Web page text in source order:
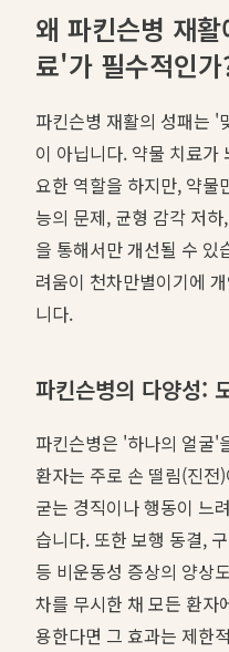
왜 파킨슨병 재
료'가 필수적인가
파킨슨병 재활의 성패는 '
이 아닙니다. 약물 치료가
요한 역할을 하지만, 약물
능의 문제, 균형 감각 저
을 통해서만 개선될 수 있
려움이 천차만별이기에
니다.
파킨슨병의 다양성:
파킨슨병은 '하나의 얼굴'
환자는 주로 손 떨림(진전
굳는 경직이나 행동이 느
습니다. 또한 보행 동결,
등 비운동성 증상의 양상
차를 무시한 채 모든 환자
용한다면 그 효과는 제한